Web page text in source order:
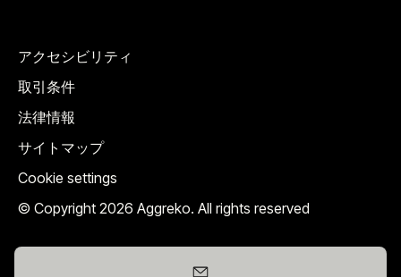
© Copyright 2026 Aggreko. All rights reserved
アクセシビリティ
取引条件
法律情報
サイトマップ
Cookie settings